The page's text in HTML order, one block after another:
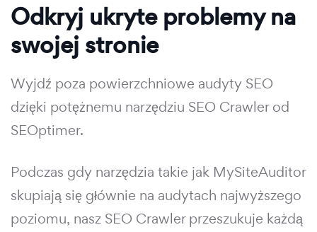
Odkryj ukryte problemy na
swojej stronie
Wyjdź poza powierzchniowe audyty SEO
dzięki potężnemu narzędziu SEO Crawler od
SEOptimer.
Podczas gdy narzędzia takie jak MySiteAuditor
skupiają się głównie na audytach najwyższego
poziomu, nasz SEO Crawler przeszukuje każdą